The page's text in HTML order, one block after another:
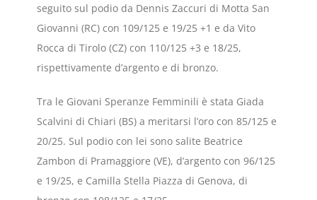
seguito sul podio da Dennis Zaccuri di Motta San
Giovanni (RC) con 109/125 e 19/25 +1 e da Vito
Rocca di Tirolo (CZ) con 110/125 +3 e 18/25,
rispettivamente d’argento e di bronzo.
Tra le Giovani Speranze Femminili è stata Giada
Scalvini di Chiari (BS) a meritarsi l’oro con 85/125 e
20/25. Sul podio con lei sono salite Beatrice
Zambon di Pramaggiore (VE), d’argento con 96/125
e 19/25, e Camilla Stella Piazza di Genova, di